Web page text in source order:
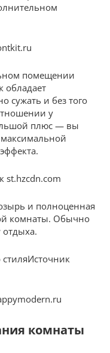
помещении
обладает
сужать и без того
у
плюс — вы
st.hzcdn.com
и полноценная
комнаты. Обычно
отдыха.
комнаты